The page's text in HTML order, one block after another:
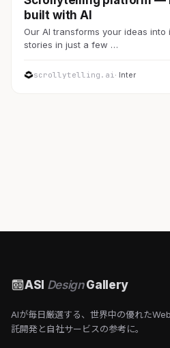
built with AI
Our AI transforms your ideas into
stories in just a few …
scrollytelling.ai· Inter
ASI DesignGallery
AIが毎日厳選する、世界中の優れた
託開発と自社サービスの参考に。